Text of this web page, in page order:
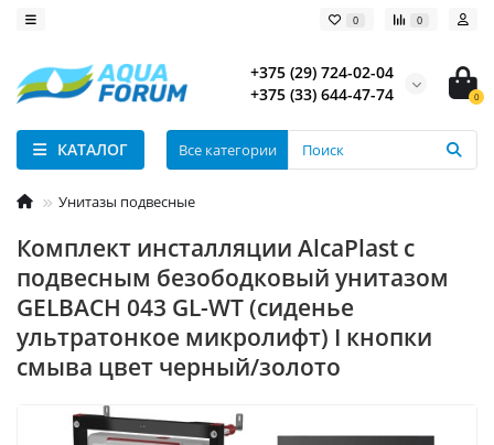
0 0
+375 (29) 724-02-04
+375 (33) 644-47-74
0
КАТАЛОГ Все категории
Унитазы подвесные
Комплект инсталляции AlcaPlast с
подвесным безободковый унитазом
GELBACH 043 GL-WT (сиденье
ультратонкое микролифт) I кнопки
смыва цвет черный/золото